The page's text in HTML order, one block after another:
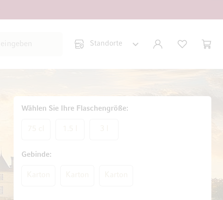
KONTO WUNSCHLISTE
Wählen Sie Ihre Flaschengröße
Gebinde